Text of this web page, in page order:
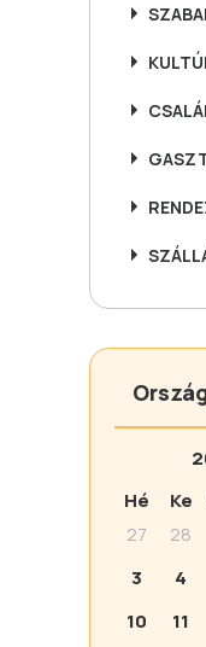
Hé
Ke
27
28
3
4
10
11